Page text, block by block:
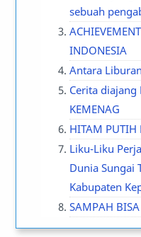
sebuah
INDONESIA
Antara
Cerita diajang
KEMENAG
HITAM PUTIH
Liku-Liku
Dunia Sungai
Kabupaten
SAMPAH